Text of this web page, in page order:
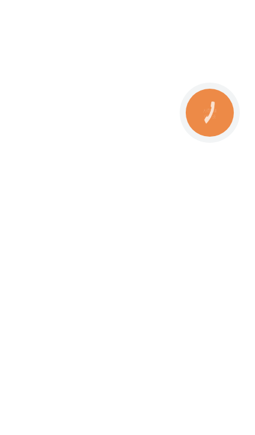
КНОПКА
ЗВ'ЯЗКУ